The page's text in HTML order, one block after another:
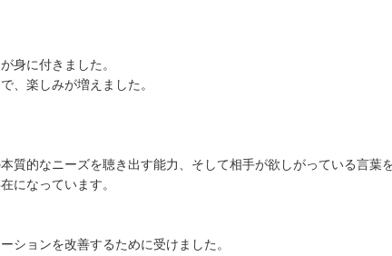
身に付きました。
、楽しみが増えました。
質的なニーズを聴き出す能力、そして相手が欲しがっている言葉
になっています。
ションを改善するために受けました。